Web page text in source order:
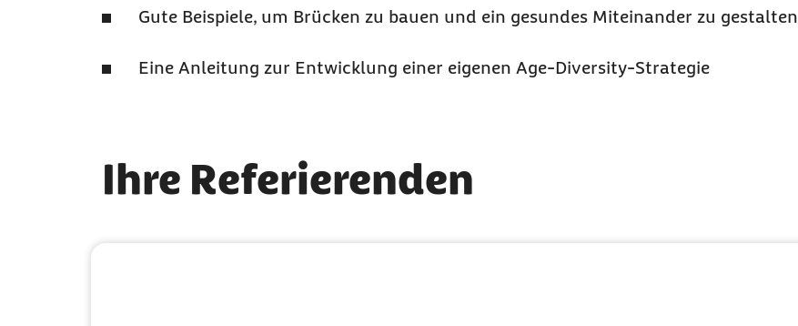
Gute Beispiele, um Brücken zu bauen und ein gesundes Miteinander zu gestalten
Eine Anleitung zur Entwicklung einer eigenen Age-Diversity-Strategie
Ihre Referierenden